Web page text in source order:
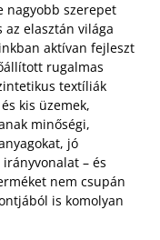
nagyobb szerepet
az elasztán világa
aktívan fejleszt
rugalmas
textíliák
kis üzemek,
minőségi,
jó
– és
nem csupán
is komolyan